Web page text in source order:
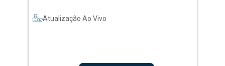
Atualização Ao Vivo